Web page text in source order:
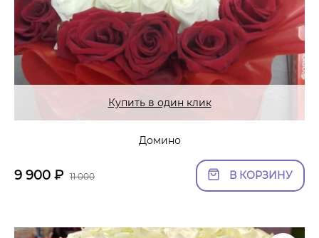
Купить в один клик
Домино
9 900 ₽ 11 000 В КОРЗИНУ